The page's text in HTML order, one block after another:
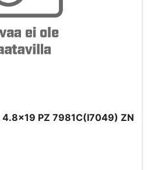
PZ 7981C(I7049) ZN